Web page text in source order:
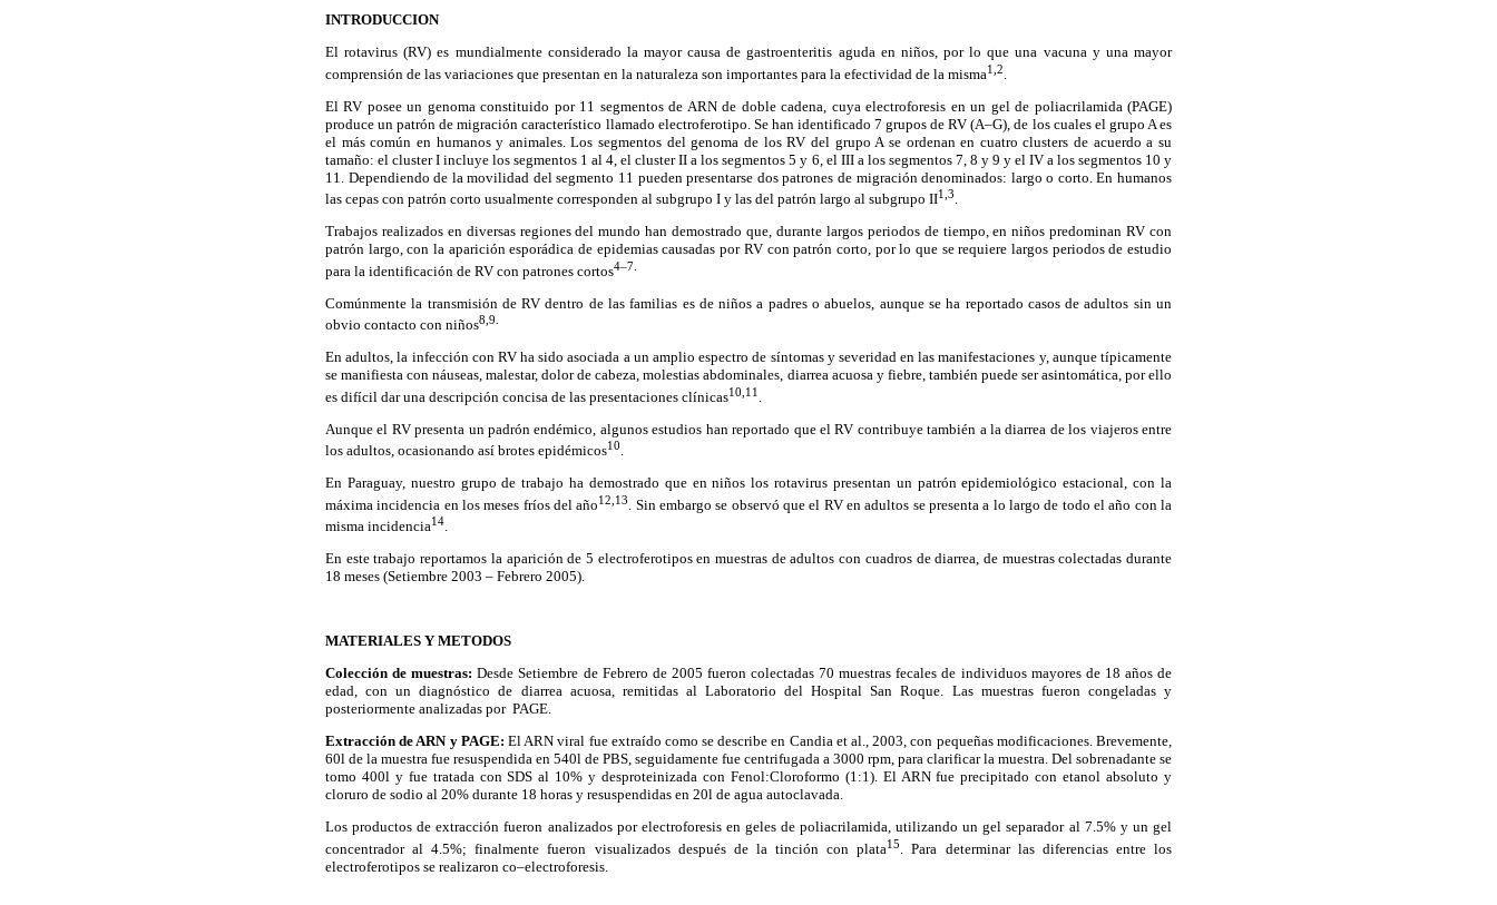
INTRODUCCION
El rotavirus (RV) es mundialmente considerado la mayor causa de gastroenteritis aguda en niños, por lo que una vacuna y una mayor
comprensión de las variaciones que presentan en la naturaleza son importantes para la efectividad de la misma1,2
El RV posee un genoma constituido por 11 segmentos de ARN de doble cadena, cuya electroforesis en un gel de poliacrilamida (PAGE)
produce un patrón de migración característico llamado electroferotipo. Se han identificado 7 grupos de RV (A–G), de los cuales el grupo A es
el más común en humanos y animales. Los segmentos del genoma de los RV del grupo A se ordenan en cuatro clusters de acuerdo a su
tamaño: el cluster I incluye los segmentos 1 al 4, el cluster II a los segmentos 5 y 6, el III a los segmentos 7, 8 y 9 y el IV a los segmentos 10 y
11. Dependiendo de la movilidad del segmento 11 pueden presentarse dos patrones de migración denominados: largo o corto. En humanos
las cepas con patrón corto usualmente corresponden al subgrupo I y las del patrón largo al subgrupo II1,3.
Trabajos realizados en diversas regiones del mundo han demostrado que, durante largos periodos de tiempo, en niños predominan RV con
patrón largo, con la aparición esporádica de epidemias causadas por RV con patrón corto, por lo que se requiere largos periodos de estudio
para la identificación de RV con patrones cortos4–7.
Comúnmente la transmisión de RV dentro de las familias es de niños a padres o abuelos, aunque se ha reportado casos de adultos sin un
obvio contacto con niños8,9.
En adultos, la infección con RV ha sido asociada a un amplio espectro de síntomas y severidad en las manifestaciones y, aunque típicamente
se manifiesta con náuseas, malestar, dolor de cabeza, molestias abdominales, diarrea acuosa y fiebre, también puede ser asintomática, por ello
es difícil dar una descripción concisa de las presentaciones clínicas10,11
Aunque el RV presenta un padrón endémico, algunos estudios han reportado que el RV contribuye también a la diarrea de los viajeros entre
los adultos, ocasionando así brotes epidémicos10.
En Paraguay, nuestro grupo de trabajo ha demostrado que en niños los rotavirus presentan un patrón epidemiológico estacional, con la
máxima incidencia en los meses fríos del año12,13
. Sin embargo se observó que el RV en adultos se presenta a lo largo de todo el año con la
misma incidencia14.
En este trabajo reportamos la aparición de 5 electroferotipos en muestras de adultos con cuadros de diarrea, de muestras colectadas durante
18 meses (Setiembre 2003 – Febrero 2005).
MATERIALES Y METODOS
Colección de muestras: Desde Setiembre de Febrero de 2005 fueron colectadas 70 muestras fecales de individuos mayores de 18 años de
edad, con un diagnóstico de diarrea acuosa, remitidas al Laboratorio del Hospital San Roque. Las muestras fueron congeladas y
posteriormente analizadas por PAGE.
Extracción de ARN y PAGE: El ARN viral fue extraído como se describe en Candia et al., 2003, con pequeñas modificaciones. Brevemente,
60l de la muestra fue resuspendida en 540l de PBS, seguidamente fue centrifugada a 3000 rpm, para clarificar la muestra. Del sobrenadante se
tomo 400l y fue tratada con SDS al 10% y desproteinizada con Fenol:Cloroformo (1:1). El ARN fue precipitado con etanol absoluto y
cloruro de sodio al 20% durante 18 horas y resuspendidas en 20l de agua autoclavada.
Los productos de extracción fueron analizados por electroforesis en geles de poliacrilamida, utilizando un gel separador al 7.5% y un gel
concentrador al 4.5%; finalmente fueron visualizados después de la tinción con plata15
. Para determinar las diferencias entre los
electroferotipos se realizaron co–electroforesis.